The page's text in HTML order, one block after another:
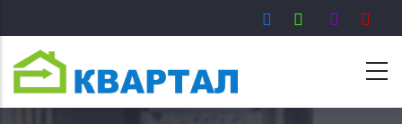
к
основному
содержанию